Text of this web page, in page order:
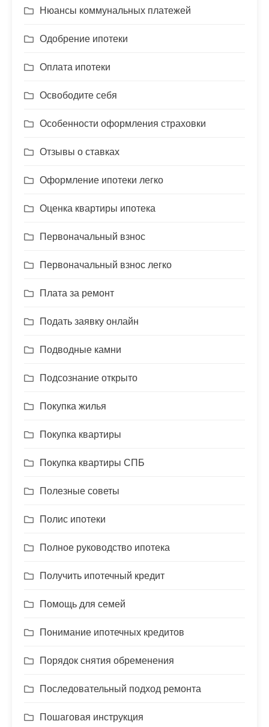
Нюансы коммунальных платежей
Одобрение ипотеки
Оплата ипотеки
Освободите себя
Особенности оформления страховки
Отзывы о ставках
Оформление ипотеки легко
Оценка квартиры ипотека
Первоначальный взнос
Первоначальный взнос легко
Плата за ремонт
Подать заявку онлайн
Подводные камни
Подсознание открыто
Покупка жилья
Покупка квартиры
Покупка квартиры СПБ
Полезные советы
Полис ипотеки
Полное руководство ипотека
Получить ипотечный кредит
Помощь для семей
Понимание ипотечных кредитов
Порядок снятия обременения
Последовательный подход ремонта
Пошаговая инструкция